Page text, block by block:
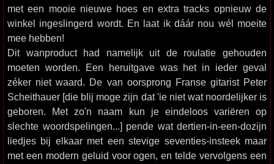
met een mooie nieuwe hoes en extra tracks opnieuw de
winkel ingeslingerd wordt. En laat ik dáár nou wél moeite
mee hebben!
Dit wanproduct had namelijk uit de roulatie gehouden
moeten worden. Een heruitgave was het in ieder geval
zéker niet waard. De van oorsprong Franse gitarist Peter
Scheithauer [die blij moge zijn dat 'ie niet wat noordelijker is
geboren. Met zo'n naam kun je eindeloos variëren op
slechte woordspelingen...] pende wat dertien-in-een-dozijn
liedjes bij elkaar met een stevige seventies-insteek maar
met een modern geluid voor ogen, en telde vervolgens een